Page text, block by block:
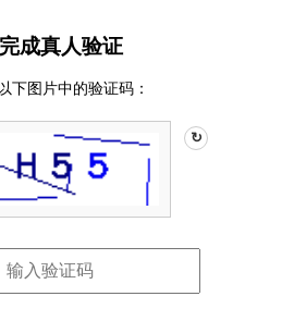
成真人验证
下图片中的验证码：
↻